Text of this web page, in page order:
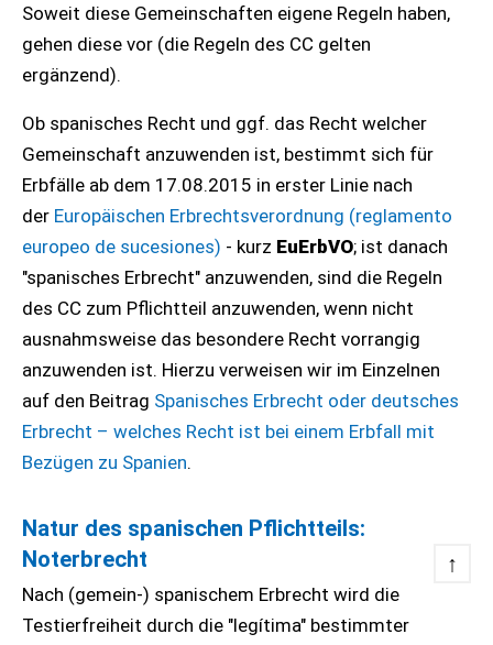
Soweit diese Gemeinschaften eigene Regeln haben,
gehen diese vor (die Regeln des CC gelten
ergänzend).
Ob spanisches Recht und ggf. das Recht welcher
Gemeinschaft anzuwenden ist, bestimmt sich für
Erbfälle ab dem 17.08.2015 in erster Linie nach
der Europäischen Erbrechtsverordnung (reglamento
europeo de sucesiones) - kurz EuErbVO; ist danach
"spanisches Erbrecht" anzuwenden, sind die Regeln
des CC zum Pflichtteil anzuwenden, wenn nicht
ausnahmsweise das besondere Recht vorrangig
anzuwenden ist. Hierzu verweisen wir im Einzelnen
auf den Beitrag Spanisches Erbrecht oder deutsches
Erbrecht – welches Recht ist bei einem Erbfall mit
Bezügen zu Spanien.
Natur des spanischen Pflichtteils:
Noterbrecht
↑
Nach (gemein-) spanischem Erbrecht wird die
Testierfreiheit durch die "legítima" bestimmter